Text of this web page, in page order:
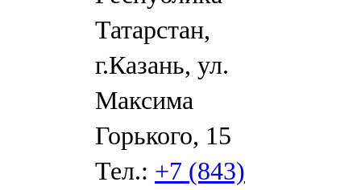
Татарстан,
г.Казань, ул.
Максима
Горького, 15
Тел.: +7 (843)